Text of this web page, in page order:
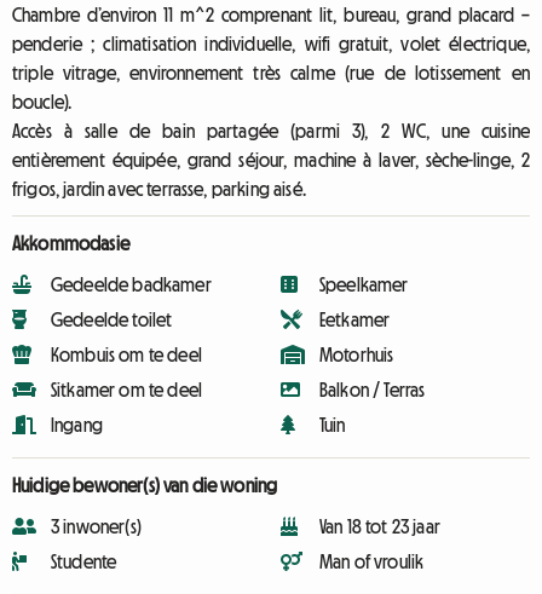
Chambre d’environ 11 m^2 comprenant lit, bureau, grand placard –
penderie ; climatisation individuelle, wifi gratuit, volet électrique,
triple vitrage, environnement très calme (rue de lotissement en
boucle).
Accès à salle de bain partagée (parmi 3), 2 WC, une cuisine
entièrement équipée, grand séjour, machine à laver, sèche-linge, 2
frigos, jardin avec terrasse, parking aisé.
Akkommodasie
Gedeelde badkamer
Gedeelde toilet
Kombuis om te deel
Sitkamer om te deel
Ingang
Speelkamer
Eetkamer
Motorhuis
Balkon / Terras
Tuin
Huidige bewoner(s) van die woning
3 inwoner(s)
Studente
Van 18 tot 23 jaar
Man of vroulik